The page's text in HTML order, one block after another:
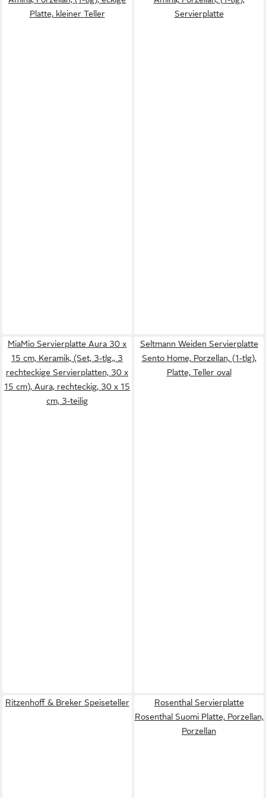
Platte, kleiner Teller
Servierplatte
MiaMio Servierplatte Aura 30 x
15 cm, Keramik, (Set, 3-tlg., 3
rechteckige Servierplatten, 30 x
15 cm), Aura, rechteckig, 30 x 15
cm, 3-teilig
Seltmann Weiden Servierplatte
Sento Home, Porzellan, (1-tlg),
Platte, Teller oval
Ritzenhoff & Breker Speiseteller
Rosenthal Servierplatte
Rosenthal Suomi Platte, Porzellan,
Porzellan